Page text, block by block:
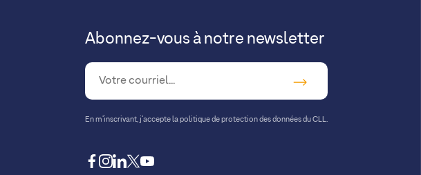
Abonnez-vous à notre newsletter
En m’inscrivant, j’accepte lapolitique de protection des données du CLL.
facebook
instagram
linkedin
twitteryoutube